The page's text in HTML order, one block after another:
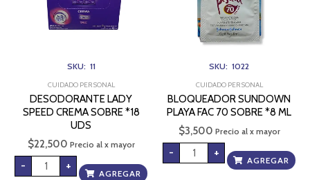
SKU: 11
CUIDADO PERSONAL
DESODORANTE LADY
SPEED CREMA SOBRE *18
UDS
$22,500 Precio al x mayor
- +
AGREGAR
SKU: 1022
CUIDADO PERSONAL
BLOQUEADOR SUNDOWN
PLAYA FAC 70 SOBRE *8 ML
$3,500 Precio al x mayor
- +
AGREGAR